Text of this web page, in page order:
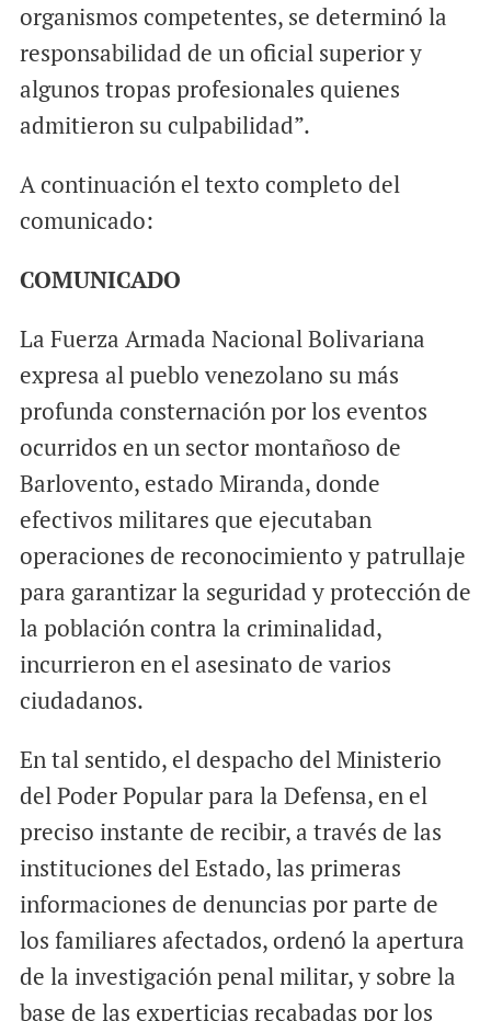
organismos competentes, se determinó la
responsabilidad de un oficial superior y
algunos tropas profesionales quienes
admitieron su culpabilidad”.
A continuación el texto completo del
comunicado:
COMUNICADO
La Fuerza Armada Nacional Bolivariana
expresa al pueblo venezolano su más
profunda consternación por los eventos
ocurridos en un sector montañoso de
Barlovento, estado Miranda, donde
efectivos militares que ejecutaban
operaciones de reconocimiento y patrullaje
para garantizar la seguridad y protección de
la población contra la criminalidad,
incurrieron en el asesinato de varios
ciudadanos.
En tal sentido, el despacho del Ministerio
del Poder Popular para la Defensa, en el
preciso instante de recibir, a través de las
instituciones del Estado, las primeras
informaciones de denuncias por parte de
los familiares afectados, ordenó la apertura
de la investigación penal militar, y sobre la
base de las experticias recabadas por los